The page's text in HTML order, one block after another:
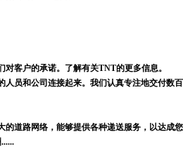
对客户的承诺。了解有关TNT的更多信息。
人员和公司连接起来。我们认真专注地交付
的道路网络，能够提供各种递送服务，以达成